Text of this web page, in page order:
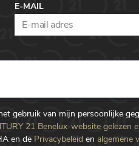
E-MAIL
gebruik van mijn persoonlijke
21 Benelux-website gelezen
en de Privacybeleid en algemene